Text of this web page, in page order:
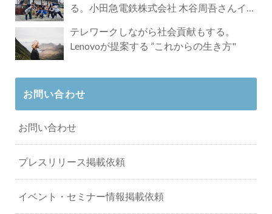
る。小田急電鉄株式会社 木谷周吾さんイン
テレワークしながら社会貢献もする。
Lenovoが提案する ”これからの生き方"
お問い合わせ
お問い合わせ
プレスリリース掲載依頼
イベント・セミナー情報掲載依頼